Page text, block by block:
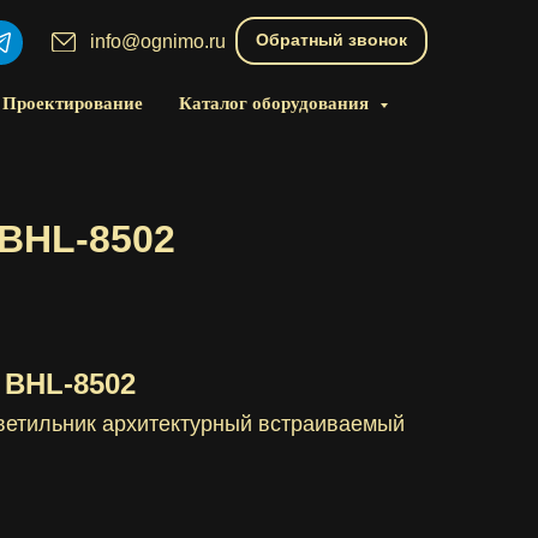
Обратный звонок
info@ognimo.ru
Проектирование Каталог оборудования
8502
8502
архитектурный встраиваемый